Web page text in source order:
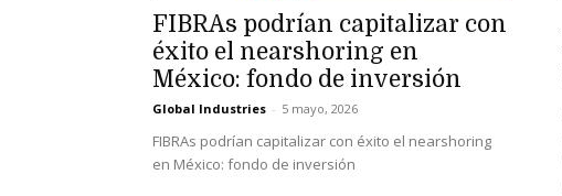
FIBRAs podrían capitalizar con
éxito el nearshoring en
México: fondo de inversión
Global Industries - 5 mayo, 2026
FIBRAs podrían capitalizar con éxito el nearshoring
en México: fondo de inversión